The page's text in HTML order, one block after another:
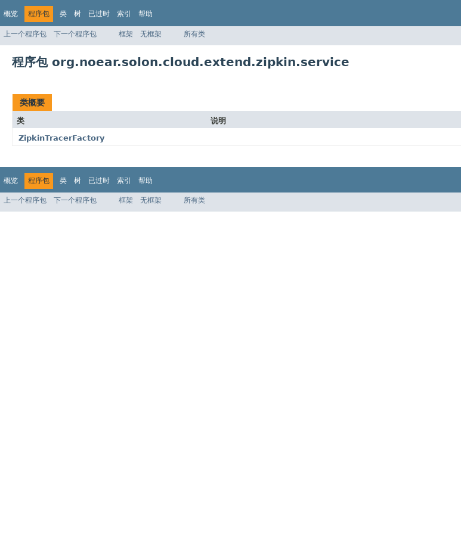
概览 程序包 类 树 已过时 索引 帮助
上一个程序包 下一个程序包 框架 无框架 所有类
程序包 org.noear.solon.cloud.extend.zipkin.service
类概要
类
说明
ZipkinTracerFactory
概览 程序包 类 树 已过时 索引 帮助
上一个程序包 下一个程序包 框架 无框架 所有类